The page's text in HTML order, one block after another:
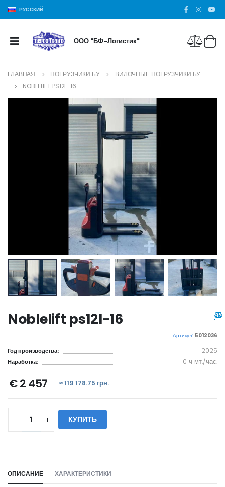
РУССКИЙ
ООО "БФ-Логистик"
ГЛАВНАЯ ПОГРУЗЧИКИ БУ
ВИЛОЧНЫЕ ПОГРУЗЧИКИ БУ
NOBLELIFT PS12L-16
Noblelift ps12l-16
Артикул: 5012036
Год производства: 2025
Наработка: 0 ч мт./час.
€ 2 457 ≈ 119 178.75 грн.
КУПИТЬ
ОПИСАНИЕ ХАРАКТЕРИСТИКИ